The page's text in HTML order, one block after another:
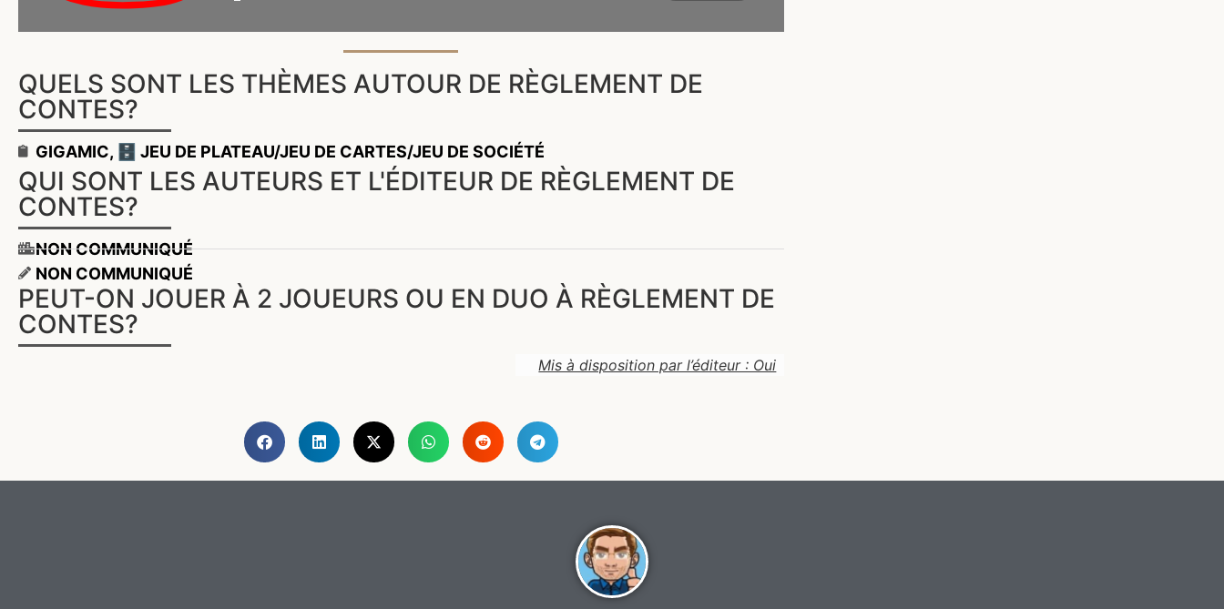
QUELS SONT LES THÈMES AUTOUR DE RÈGLEMENT DE
CONTES?
GIGAMIC, 🗄️ JEU DE PLATEAU/JEU DE CARTES/JEU DE SOCIÉTÉ
QUI SONT LES AUTEURS ET L'ÉDITEUR DE RÈGLEMENT DE
CONTES?
NON COMMUNIQUÉ
NON COMMUNIQUÉ
PEUT-ON JOUER À 2 JOUEURS OU EN DUO À RÈGLEMENT DE
CONTES?
Mis à disposition par l’éditeur : Oui